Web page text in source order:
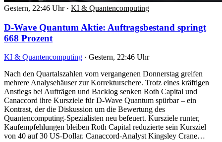
Gestern, 22:46 Uhr · KI & Quantencomputing
D-Wave Quantum Aktie: Auftragsbestand springt
668 Prozent
KI & Quantencomputing · Gestern, 22:46 Uhr
Nach den Quartalszahlen vom vergangenen Donnerstag greifen
mehrere Analysehäuser zur Korrekturschere. Trotz eines kräftigen
Anstiegs bei Aufträgen und Backlog senken Roth Capital und
Canaccord ihre Kursziele für D-Wave Quantum spürbar – ein
Kontrast, der die Diskussion um die Bewertung des
Quantencomputing-Spezialisten neu befeuert. Kursziele runter,
Kaufempfehlungen bleiben Roth Capital reduzierte sein Kursziel
von 40 auf 30 US-Dollar. Canaccord-Analyst Kingsley Crane…